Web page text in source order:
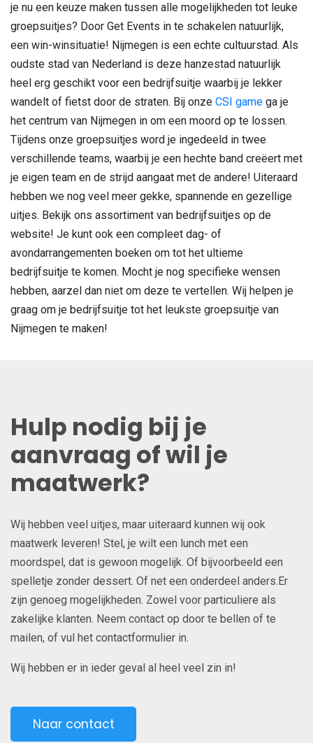
je nu een keuze maken tussen alle mogelijkheden tot leuke
groepsuitjes? Door Get Events in te schakelen natuurlijk,
een win-winsituatie! Nijmegen is een echte cultuurstad. Als
oudste stad van Nederland is deze hanzestad natuurlijk
heel erg geschikt voor een bedrijfsuitje waarbij je lekker
wandelt of fietst door de straten. Bij onze CSI game ga je
het centrum van Nijmegen in om een moord op te lossen.
Tijdens onze groepsuitjes word je ingedeeld in twee
verschillende teams, waarbij je een hechte band creëert met
je eigen team en de strijd aangaat met de andere! Uiteraard
hebben we nog veel meer gekke, spannende en gezellige
uitjes. Bekijk ons assortiment van bedrijfsuitjes op de
website! Je kunt ook een compleet dag- of
avondarrangementen boeken om tot het ultieme
bedrijfsuitje te komen. Mocht je nog specifieke wensen
hebben, aarzel dan niet om deze te vertellen. Wij helpen je
graag om je bedrijfsuitje tot het leukste groepsuitje van
Nijmegen te maken!
Hulp nodig bij je
aanvraag of wil je
maatwerk?
Wij hebben veel uitjes, maar uiteraard kunnen wij ook
maatwerk leveren! Stel, je wilt een lunch met een
moordspel, dat is gewoon mogelijk. Of bijvoorbeeld een
spelletje zonder dessert. Of net een onderdeel anders.Er
zijn genoeg mogelijkheden. Zowel voor particuliere als
zakelijke klanten. Neem contact op door te bellen of te
mailen, of vul het contactformulier in.
Wij hebben er in ieder geval al heel veel zin in!
Naar contact